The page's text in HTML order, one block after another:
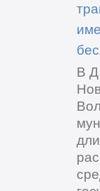
В